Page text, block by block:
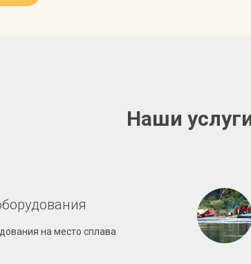
Наши
на место сплава